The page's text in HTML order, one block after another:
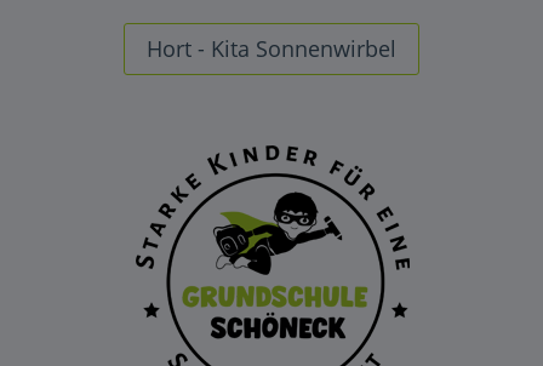
Hort - Kita Sonnenwirbel